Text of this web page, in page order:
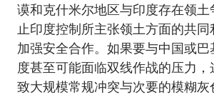
谟和克什米尔地区与印度存在领
止印度控制所主张领土方面的共
加强安全合作。如果要与中国或
度甚至可能面临双线作战的压力
致大规模常规冲突与次要的模糊